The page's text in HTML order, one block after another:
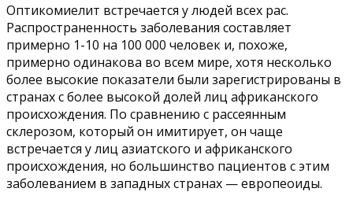
Оптикомиелит встречается у людей всех рас.
Распространенность заболевания составляет
примерно 1-10 на 100 000 человек и, похоже,
примерно одинакова во всем мире, хотя несколько
более высокие показатели были зарегистрированы в
странах с более высокой долей лиц африканского
происхождения. По сравнению с рассеянным
склерозом, который он имитирует, он чаще
встречается у лиц азиатского и африканского
происхождения, но большинство пациентов с этим
заболеванием в западных странах — европеоиды.